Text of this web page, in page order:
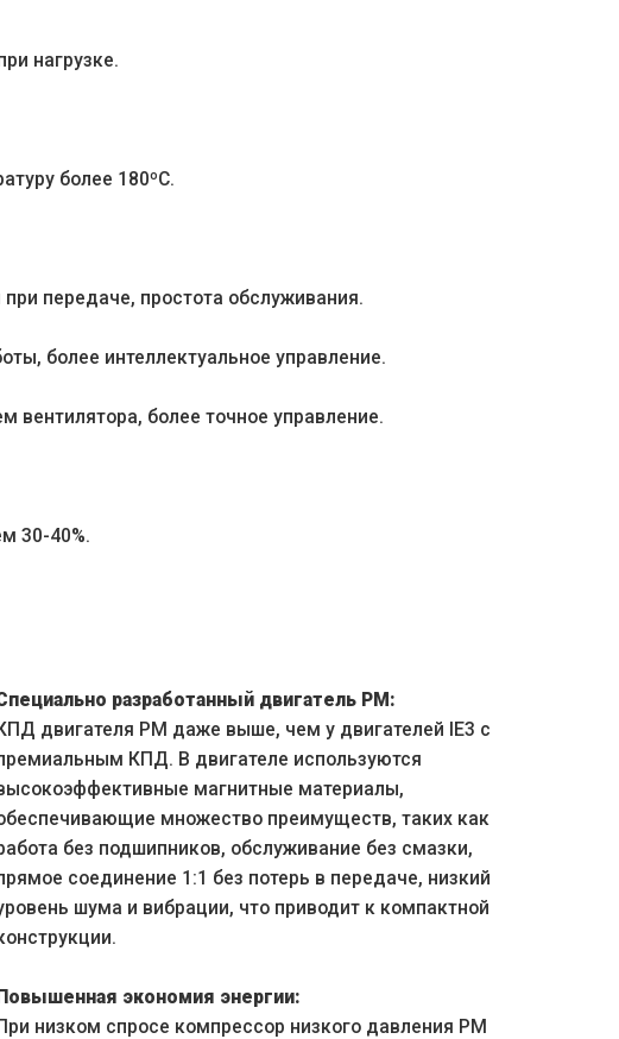
нагрузке.
более 180ºC.
передаче, простота обслуживания.
более интеллектуальное управление.
вентилятора, более точное управление.
30-40%.
разработанный двигатель PM:
двигателя PM даже выше, чем у двигателей IE3 с
КПД. В двигателе используются
магнитные материалы,
множество преимуществ, таких как
без подшипников, обслуживание без смазки,
соединение 1:1 без потерь в передаче, низкий
шума и вибрации, что приводит к компактной
экономия энергии:
низком спросе компрессор низкого давления PM